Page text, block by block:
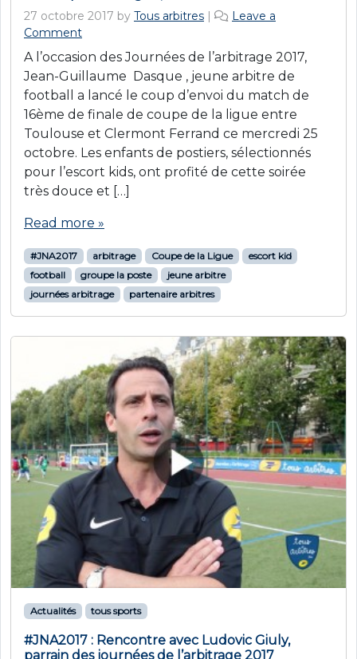
27 octobre 2017 by Tous arbitres |
Leave a
Comment
A l’occasion des Journées de l’arbitrage 2017,
Jean-Guillaume Dasque , jeune arbitre de
football a lancé le coup d’envoi du match de
16ème de finale de coupe de la ligue entre
Toulouse et Clermont Ferrand ce mercredi 25
octobre. Les enfants de postiers, sélectionnés
pour l’escort kids, ont profité de cette soirée
très douce et […]
Read more »
#JNA2017 arbitrage Coupe de la Ligue
escort kid
football
groupe la poste
jeune arbitre
journées arbitrage
partenaire arbitres
Actualités tous sports
#JNA2017 : Rencontre avec Ludovic Giuly,
parrain des journées de l’arbitrage 2017